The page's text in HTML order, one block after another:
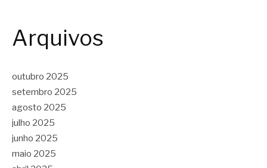
Arquivos
outubro 2025
setembro 2025
agosto 2025
julho 2025
junho 2025
maio 2025